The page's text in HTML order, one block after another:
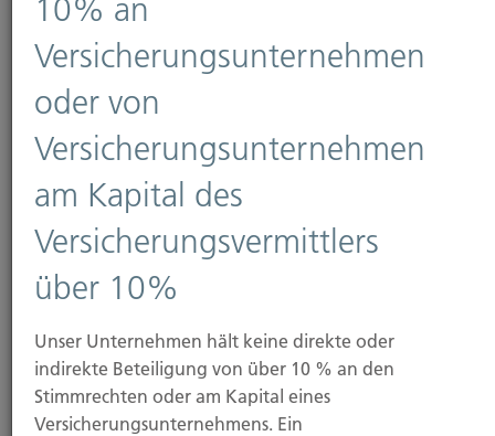
den passenden Vertragsbedingungen aus.
Netzwerke und
Mitgliedschaften
10% an
Versicherungsunternehmen
oder von
Versicherungsunternehmen
am Kapital des
Versicherungsvermittlers
über 10%
Unser Unternehmen hält keine direkte oder
indirekte Beteiligung von über 10 % an den
Stimmrechten oder am Kapital eines
Versicherungsunternehmens. Ein